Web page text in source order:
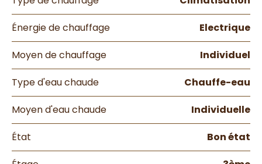
Énergie de chauffage Electrique
Moyen de chauffage Individuel
Type d'eau chaude Chauffe-eau
Moyen d'eau chaude Individuelle
État Bon état